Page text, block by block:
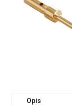
Opis